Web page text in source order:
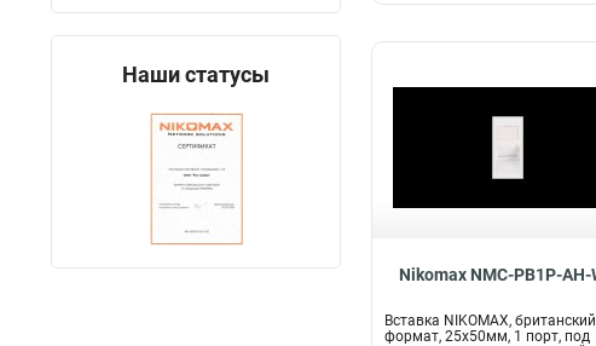
Наши статусы
Nikomax NMC-PB1P-AH-
Вставка NIKOMAX, британский
формат, 25x50мм, 1 порт, под